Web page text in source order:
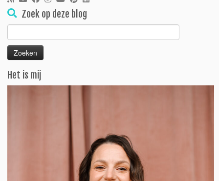
Zoek op deze blog
Zoeken
naar:
Het is mij